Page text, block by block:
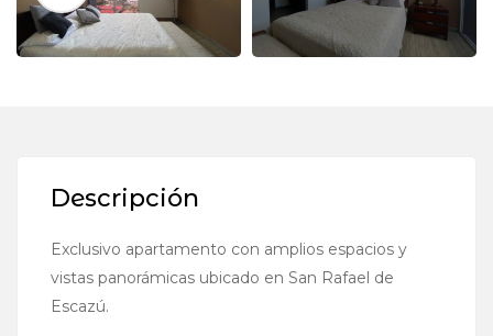
Descripción
Exclusivo apartamento con amplios espacios y
vistas panorámicas ubicado en San Rafael de
Escazú.